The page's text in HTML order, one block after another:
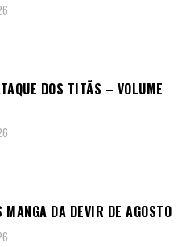
DOS TITÃS – VOLUME
MANGA DA DEVIR DE AGOSTO